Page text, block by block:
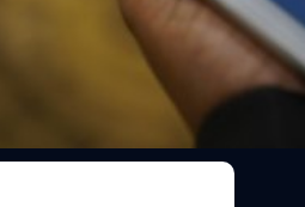
1 นาที และสามารถนำไปใช้กับ
ด้อย่างแน่นอน โดยจุดสำคัญของ
นด้านลดการใช้กระดาษลงอย่างมาก
วดเร็วในการดำเนินการ โดยนำเอา
มื่อส่งเอกสารให้กับผู้มีอำนาจได้
รถเซ็นต์เอกสารผ่านมือถือหรือ